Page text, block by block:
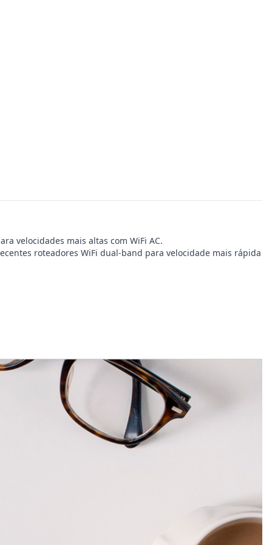
velocidades mais altas com WiFi AC.
roteadores WiFi dual-band para velocidade mais rápida